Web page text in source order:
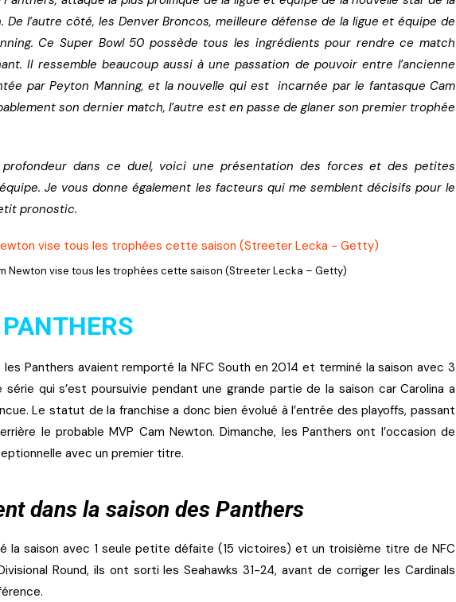
– Power Rankings
et paris NFL –
Bowl LIX
et Légendes
De l’autre côté, les Denver Broncos, meilleure défense de la ligue et équipe de
Ce Super Bowl 50 possède tous les ingrédients pour rendre ce match
Il ressemble beaucoup aussi à une passation de pouvoir entre l’ancienne
par Peyton Manning, et la nouvelle qui est incarnée par le fantasque Cam
son dernier match, l’autre est en passe de glaner son premier trophée
dans ce duel, voici une présentation des forces et des petites
Je vous donne également les facteurs qui me semblent décisifs pour le
pronostic.
Newton vise tous les trophées cette saison (Streeter Lecka – Getty)
les Panthers avaient remporté la NFC South en 2014 et terminé la saison avec 3
qui s’est poursuivie pendant une grande partie de la saison car Carolina a
Le statut de la franchise a donc bien évolué à l’entrée des playoffs, passant
le probable MVP Cam Newton. Dimanche, les Panthers ont l’occasion de
avec un premier titre.
dans la saison des Panthers
la saison avec 1 seule petite défaite (15 victoires) et un troisième titre de NFC
Round, ils ont sorti les Seahawks 31-24, avant de corriger les Cardinals